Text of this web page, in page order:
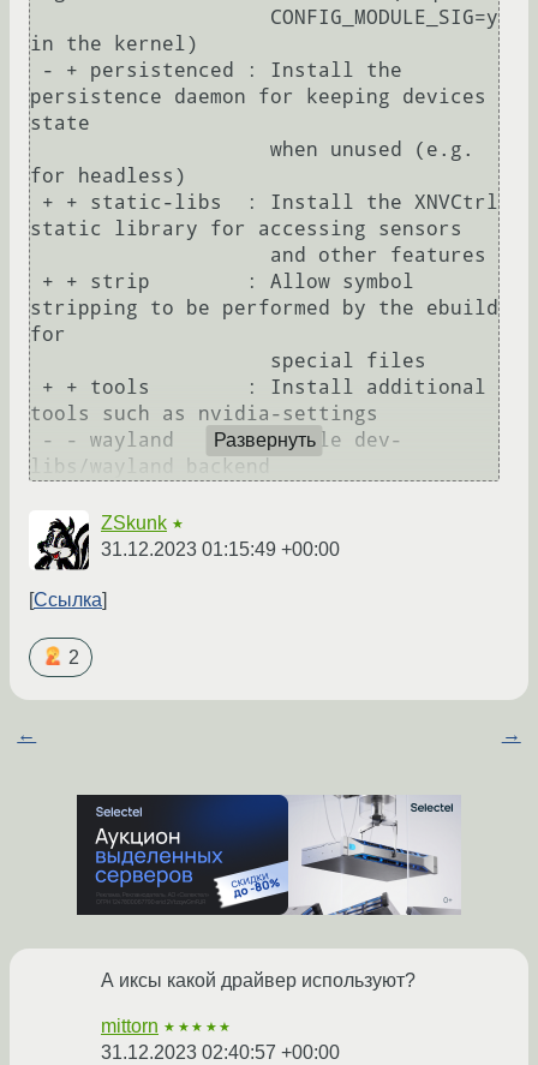
in the kernel)
persistence daemon for keeping devices
state
for headless)
static library for accessing sensors
stripping to be performed by the ebuild
for
tools such as nvidia-settings
Развернуть
ZSkunk ★
31.12.2023 01:15:49 +00:00
Ссылка
2
← →
А иксы какой драйвер используют?
mittorn ★★★★★
31.12.2023 02:40:57 +00:00